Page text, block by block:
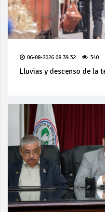
06-08-2026 08:39:32 340
Lluvias y descenso de la